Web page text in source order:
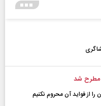
مطرح شد
را از فواید آن محروم نکنیم